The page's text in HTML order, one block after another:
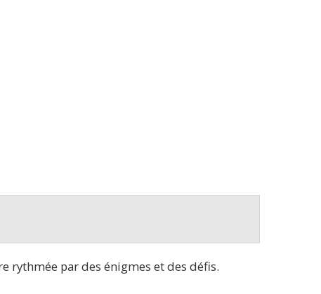
rythmée par des énigmes et des défis.